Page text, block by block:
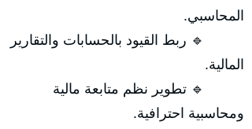
المحاسبي.
🔹 ربط القيود بالحسابات والتقارير
المالية.
🔹 تطوير نظم متابعة مالية
ومحاسبية احترافية.